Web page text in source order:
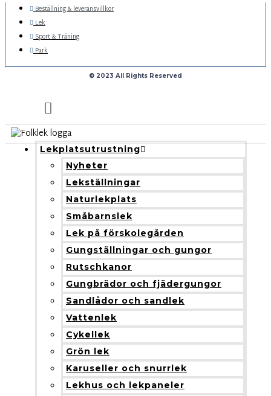
Beställning & leveransvillkor
Lek
Sport & Träning
Park
© 2023 All Rights Reserved
Lekplatsutrustning
Nyheter
Lekställningar
Naturlekplats
Småbarnslek
Lek på förskolegården
Gungställningar och gungor
Rutschkanor
Gungbrädor och fjädergungor
Sandlådor och sandlek
Vattenlek
Cykellek
Grön lek
Karuseller och snurrlek
Lekhus och lekpaneler